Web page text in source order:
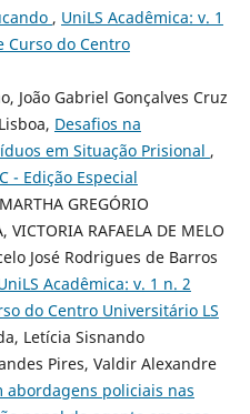
, UniLS Acadêmica: v. 1
Curso do Centro
João Gabriel Gonçalves Cruz
Desafios na
em Situação Prisional ,
- Edição Especial
GREGÓRIO
VICTORIA RAFAELA DE MELO
José Rodrigues de Barros
Acadêmica: v. 1 n. 2
do Centro Universitário LS
Letícia Sisnando
Pires, Valdir Alexandre
abordagens policiais nas